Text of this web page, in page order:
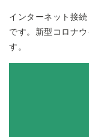
インターネット接
です。新型コロナ
す。